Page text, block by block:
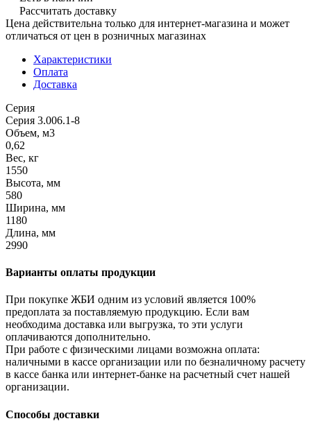
Рассчитать доставку
Цена действительна только для интернет-магазина и может
отличаться от цен в розничных магазинах
Характеристики
Оплата
Доставка
Серия
Серия 3.006.1-8
Объем, м3
0,62
Вес, кг
1550
Высота, мм
580
Ширина, мм
1180
Длина, мм
2990
Варианты оплаты продукции
При покупке ЖБИ одним из условий является 100%
предоплата за поставляемую продукцию. Если вам
необходима доставка или выгрузка, то эти услуги
оплачиваются дополнительно.
При работе с физическими лицами возможна оплата:
наличными в кассе организации или по безналичному расчету
в кассе банка или интернет-банке на расчетный счет нашей
организации.
Способы доставки